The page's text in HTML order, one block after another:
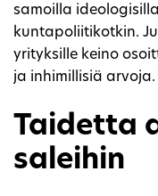
samoilla
kuntapoliitikotkin.
yrityksille keino
ja inhimillisiä arvoja.
Taidetta
saleihin